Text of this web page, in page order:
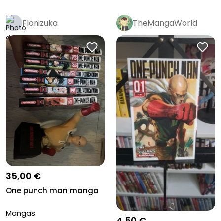
Flonizuka
35,00 €
One punch man manga
Mangas
TheMangaWorld